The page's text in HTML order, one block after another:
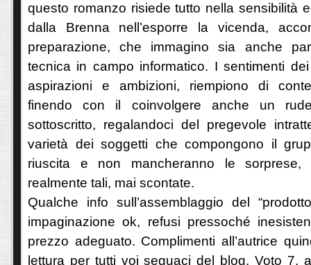
questo romanzo risiede tutto nella sensibilità
dalla Brenna nell’esporre la vicenda,
preparazione, che immagino sia anche
tecnica in campo informatico. I sentimenti
aspirazioni e ambizioni, riempiono di
finendo con il coinvolgere anche un
sottoscritto, regalandoci del pregevole
varietà dei soggetti che compongono il
riuscita e non mancheranno le sorprese,
realmente tali, mai scontate.
Qualche info sull’assemblaggio del
impaginazione ok, refusi pressoché
prezzo adeguato. Complimenti all’autrice
lettura per tutti voi seguaci del blog. Voto 7,